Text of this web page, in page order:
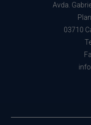
Avda.
03710